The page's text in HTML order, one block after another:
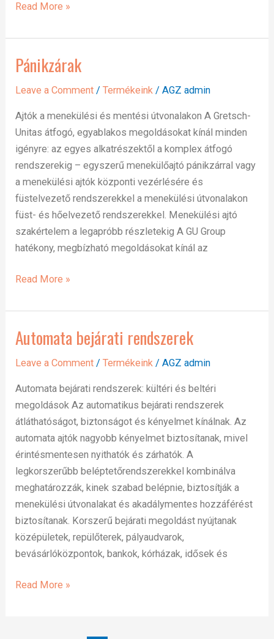
Read More »
Pánikzárak
Leave a Comment /Termékeink /AGZ admin
Ajtók a menekülési és mentési útvonalakon A Gretsch-
Unitas átfogó, egyablakos megoldásokat kínál minden
igényre: az egyes alkatrészektől a komplex átfogó
rendszerekig – egyszerű menekülőajtó pánikzárral vagy
a menekülési ajtók központi vezérlésére és
füstelvezető rendszerekkel a menekülési útvonalakon
füst- és hőelvezető rendszerekkel. Menekülési ajtó
szakértelem a legapróbb részletekig A GU Group
hatékony, megbízható megoldásokat kínál az
Pánikzárak
Read More »
Automata bejárati rendszerek
Leave a Comment /Termékeink /AGZ admin
Automata bejárati rendszerek: kültéri és beltéri
megoldások Az automatikus bejárati rendszerek
átláthatóságot, biztonságot és kényelmet kínálnak. Az
automata ajtók nagyobb kényelmet biztosítanak, mivel
érintésmentesen nyithatók és zárhatók. A
legkorszerűbb beléptetőrendszerekkel kombinálva
meghatározzák, kinek szabad belépnie, biztosítják a
menekülési útvonalakat és akadálymentes hozzáférést
biztosítanak. Korszerű bejárati megoldást nyújtanak
középületek, repülőterek, pályaudvarok,
bevásárlóközpontok, bankok, kórházak, idősek és
Automata
rendszerek
Read More »